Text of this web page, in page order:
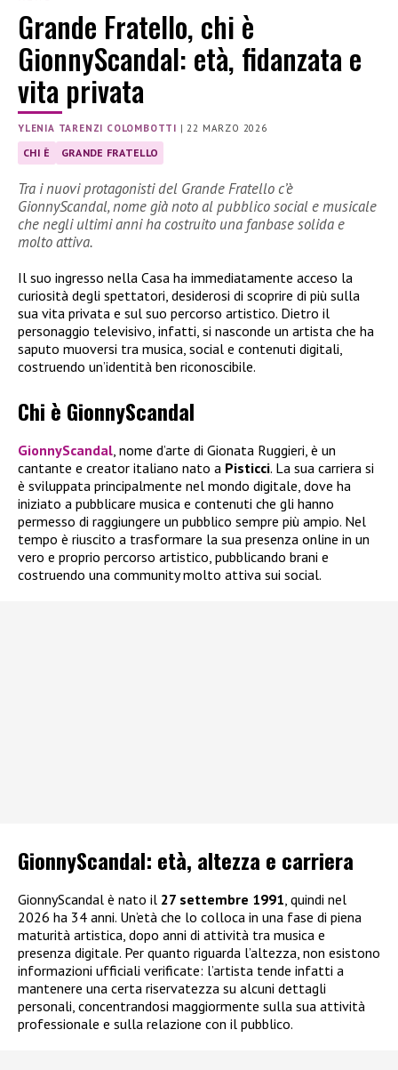
Grande Fratello, chi è
GionnyScandal: età, fidanzata e
vita privata
YLENIA TARENZI COLOMBOTTI |22 MARZO 2026
CHI È GRANDE FRATELLO
Tra i nuovi protagonisti del Grande Fratello c’è
GionnyScandal, nome già noto al pubblico social e musicale
che negli ultimi anni ha costruito una fanbase solida e
molto attiva.
Il suo ingresso nella Casa ha immediatamente acceso la
curiosità degli spettatori, desiderosi di scoprire di più sulla
sua vita privata e sul suo percorso artistico. Dietro il
personaggio televisivo, infatti, si nasconde un artista che ha
saputo muoversi tra musica, social e contenuti digitali,
costruendo un’identità ben riconoscibile.
Chi è GionnyScandal
GionnyScandal, nome d’arte di Gionata Ruggieri, è un
cantante e creator italiano nato a Pisticci. La sua carriera si
è sviluppata principalmente nel mondo digitale, dove ha
iniziato a pubblicare musica e contenuti che gli hanno
permesso di raggiungere un pubblico sempre più ampio. Nel
tempo è riuscito a trasformare la sua presenza online in un
vero e proprio percorso artistico, pubblicando brani e
costruendo una community molto attiva sui social.
GionnyScandal: età, altezza e carriera
GionnyScandal è nato il 27 settembre 1991 , quindi nel
2026 ha 34 anni. Un’età che lo colloca in una fase di piena
maturità artistica, dopo anni di attività tra musica e
presenza digitale. Per quanto riguarda l’altezza, non esistono
informazioni ufficiali verificate: l’artista tende infatti a
mantenere una certa riservatezza su alcuni dettagli
personali, concentrandosi maggiormente sulla sua attività
professionale e sulla relazione con il pubblico.